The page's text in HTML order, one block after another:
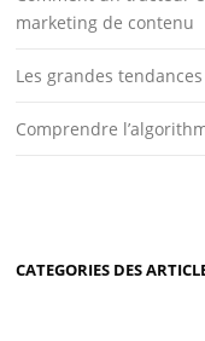
marketing de contenu
Les grandes
Comprendre
CATEGORIES DES